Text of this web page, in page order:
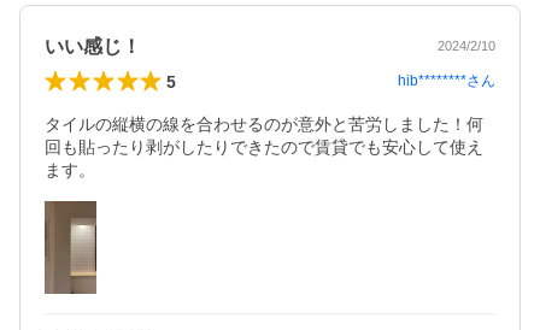
いい感じ！ 2024/2/10
5 hib********さん
タイルの縦横の線を合わせるのが意外と苦労しました！何
回も貼ったり剥がしたりできたので賃貸でも安心して使え
ます。